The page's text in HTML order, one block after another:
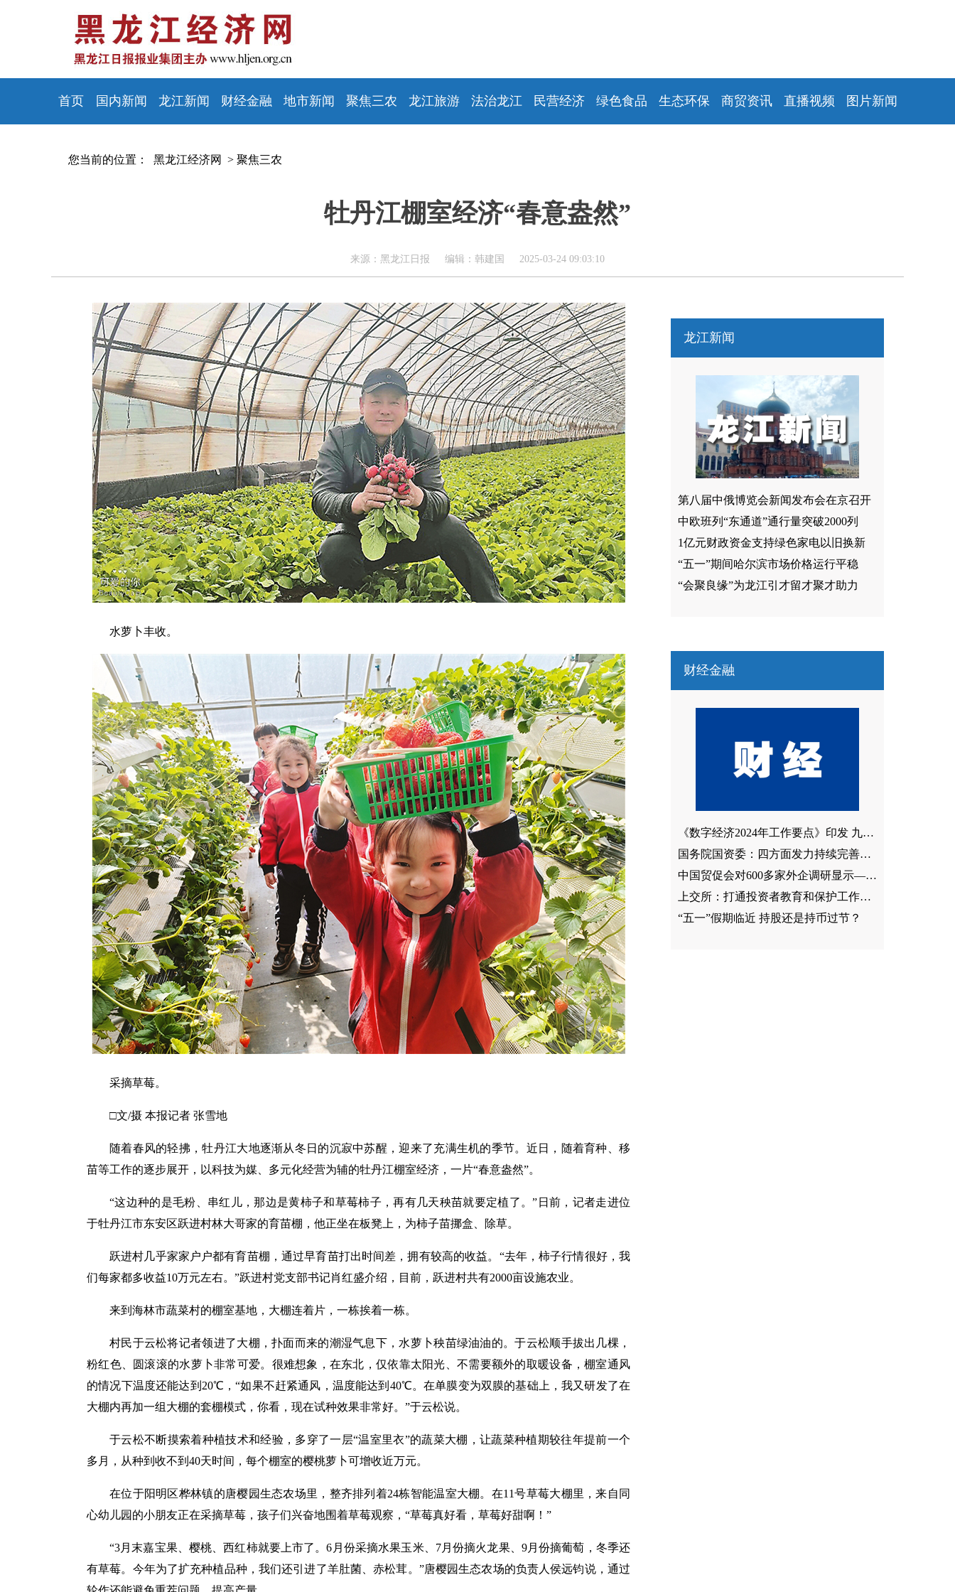
首页 国内新闻 龙江新闻 财经金融 地市新闻 聚焦三农 龙江旅游 法治龙江 民营经济 绿色食品 生态环保 商贸资讯 直播视频 图片新闻
您当前的位置： 黑龙江经济网 > 聚焦三农
牡丹江棚室经济“春意盎然”
来源：黑龙江日报 编辑：韩建国 2025-03-24 09:03:10
水萝卜丰收。
采摘草莓。
□文/摄 本报记者 张雪地
随着春风的轻拂，牡丹江大地逐渐从冬日的沉寂中苏醒，迎来了充满生机的季节。近日，随着育种、移
苗等工作的逐步展开，以科技为媒、多元化经营为辅的牡丹江棚室经济，一片“春意盎然”。
“这边种的是毛粉、串红儿，那边是黄柿子和草莓柿子，再有几天秧苗就要定植了。”日前，记者走进位
于牡丹江市东安区跃进村林大哥家的育苗棚，他正坐在板凳上，为柿子苗挪盒、除草。
跃进村几乎家家户户都有育苗棚，通过早育苗打出时间差，拥有较高的收益。“去年，柿子行情很好，我
们每家都多收益10万元左右。”跃进村党支部书记肖红盛介绍，目前，跃进村共有2000亩设施农业。
来到海林市蔬菜村的棚室基地，大棚连着片，一栋挨着一栋。
村民于云松将记者领进了大棚，扑面而来的潮湿气息下，水萝卜秧苗绿油油的。于云松顺手拔出几棵，
粉红色、圆滚滚的水萝卜非常可爱。很难想象，在东北，仅依靠太阳光、不需要额外的取暖设备，棚室通风
的情况下温度还能达到20℃，“如果不赶紧通风，温度能达到40℃。在单膜变为双膜的基础上，我又研发了在
大棚内再加一组大棚的套棚模式，你看，现在试种效果非常好。”于云松说。
于云松不断摸索着种植技术和经验，多穿了一层“温室里衣”的蔬菜大棚，让蔬菜种植期较往年提前一个
多月，从种到收不到40天时间，每个棚室的樱桃萝卜可增收近万元。
在位于阳明区桦林镇的唐樱园生态农场里，整齐排列着24栋智能温室大棚。在11号草莓大棚里，来自同
心幼儿园的小朋友正在采摘草莓，孩子们兴奋地围着草莓观察，“草莓真好看，草莓好甜啊！”
“3月末嘉宝果、樱桃、西红柿就要上市了。6月份采摘水果玉米、7月份摘火龙果、9月份摘葡萄，冬季还
有草莓。今年为了扩充种植品种，我们还引进了羊肚菌、赤松茸。”唐樱园生态农场的负责人侯远钧说，通过